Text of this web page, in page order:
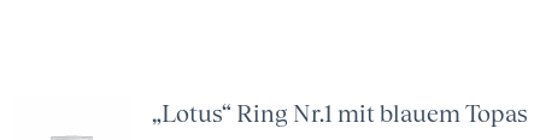
„Lotus“ Ring Nr.1 mit blauem Topas